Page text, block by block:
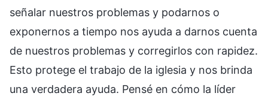
señalar nuestros problemas y podarnos o
exponernos a tiempo nos ayuda a darnos cuenta
de nuestros problemas y corregirlos con rapidez.
Esto protege el trabajo de la iglesia y nos brinda
una verdadera ayuda. Pensé en cómo la líder